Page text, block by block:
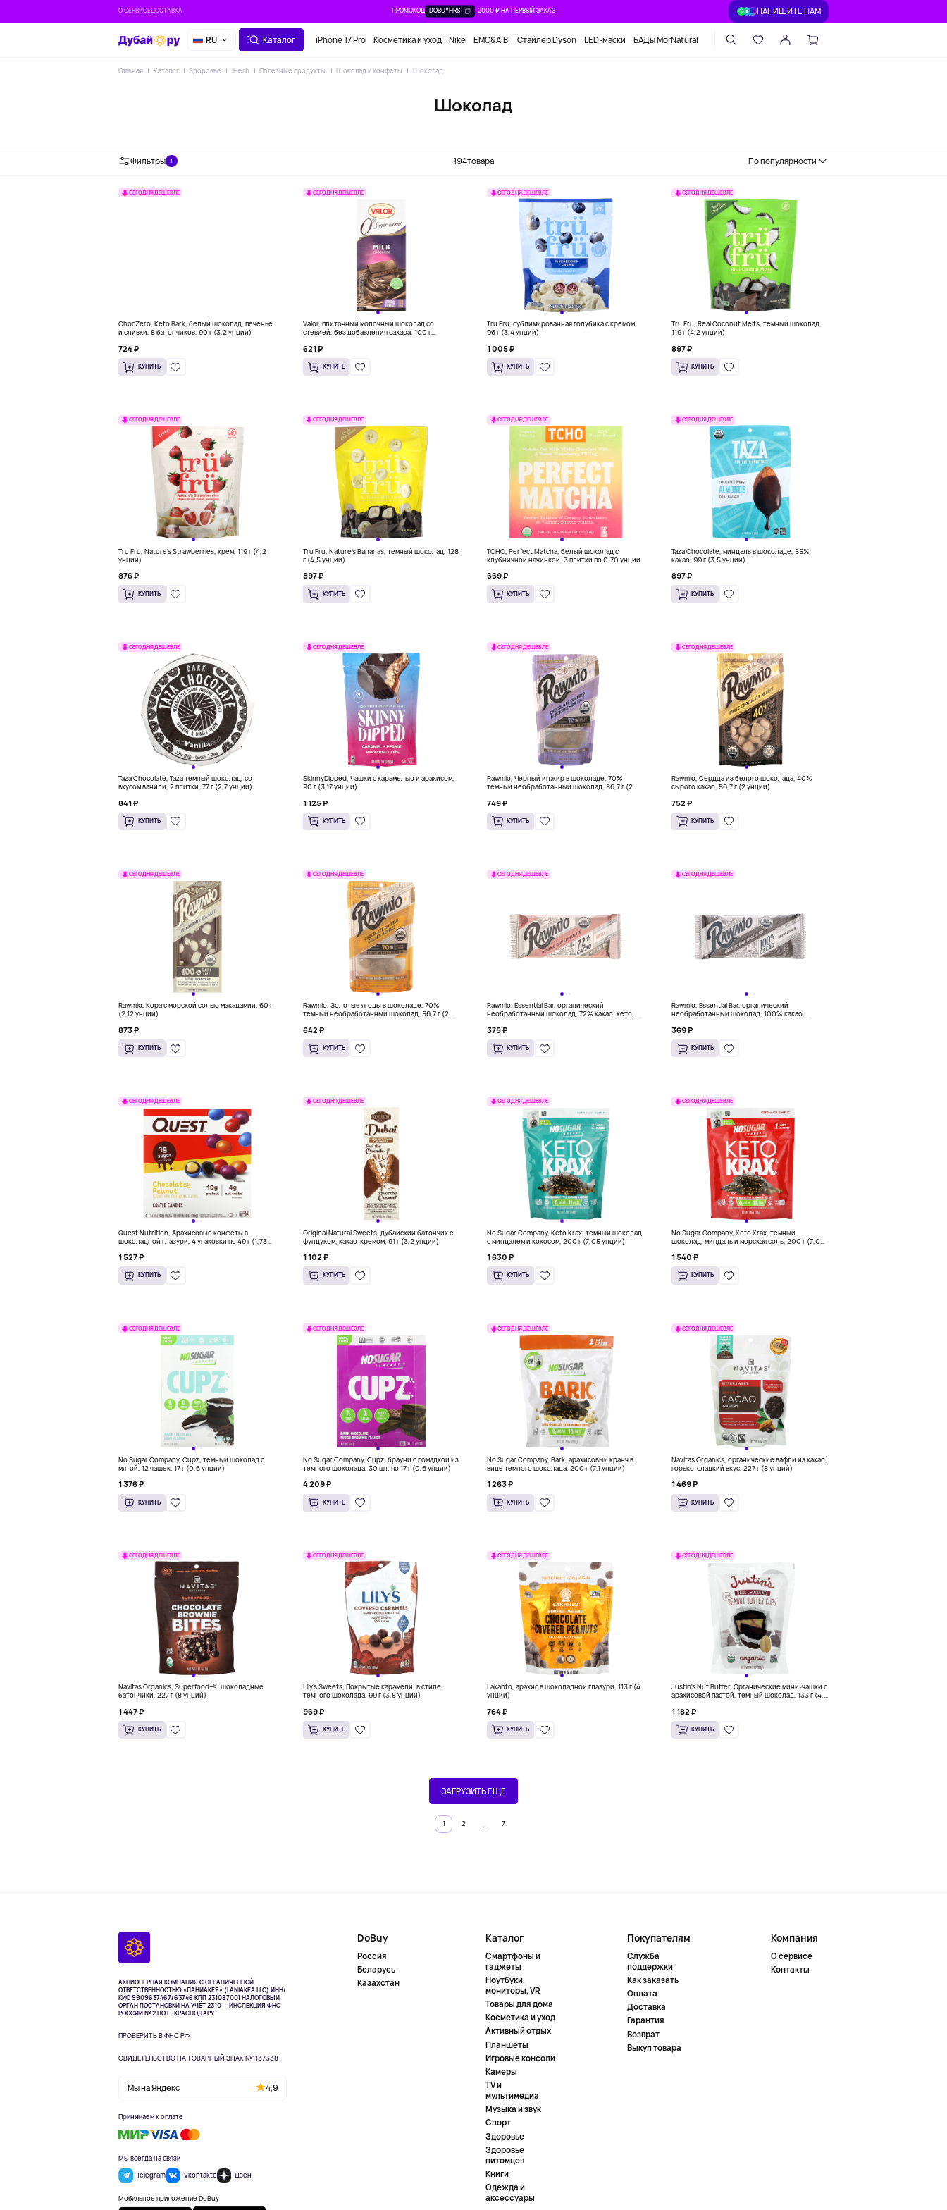
О СЕРВИСЕДОСТАВКА ПРОМОКОД DOBUYFIRST -2000 ₽ НА ПЕРВЫЙ ЗАКАЗ НАПИШИТЕ НАМ
RU Каталог iPhone 17 Pro Косметика и уход Nike EMO&AIBI Стайлер Dyson LED-маски БАДы MorNatural
Главная Каталог Здоровье IHerb Полезные продукты Шоколад и конфеты Шоколад
Шоколад
Фильтры 1 194товара По популярности
СЕГОДНЯ ДЕШЕВЛЕ
ChocZero, Keto Bark, белый шоколад, печенье
и сливки, 8 батончиков, 90 г (3,2 унции)
724 ₽
КУПИТЬ
СЕГОДНЯ ДЕШЕВЛЕ
Valor, плиточный молочный шоколад со
стевией, без добавления сахара, 100 г
621 ₽
КУПИТЬ
СЕГОДНЯ ДЕШЕВЛЕ
Tru Fru, сублимированная голубика с кремом,
96 г (3,4 унции)
1 005 ₽
КУПИТЬ
СЕГОДНЯ ДЕШЕВЛЕ
Tru Fru, Real Coconut Melts, темный шоколад,
119 г (4,2 унции)
897 ₽
КУПИТЬ
СЕГОДНЯ ДЕШЕВЛЕ
Tru Fru, Nature's Strawberries, крем, 119 г (4,2
унции)
876 ₽
КУПИТЬ
СЕГОДНЯ ДЕШЕВЛЕ
Tru Fru, Nature's Bananas, темный шоколад, 128
г (4,5 унции)
897 ₽
КУПИТЬ
СЕГОДНЯ ДЕШЕВЛЕ
TCHO, Perfect Matcha, белый шоколад с
клубничной начинкой, 3 плитки по 0,70 унции
669 ₽
КУПИТЬ
СЕГОДНЯ ДЕШЕВЛЕ
Taza Chocolate, миндаль в шоколаде, 55%
какао, 99 г (3,5 унции)
897 ₽
КУПИТЬ
СЕГОДНЯ ДЕШЕВЛЕ
Taza Chocolate, Taza темный шоколад, со
вкусом ванили, 2 плитки, 77 г (2,7 унции)
841 ₽
КУПИТЬ
СЕГОДНЯ ДЕШЕВЛЕ
SkinnyDipped, Чашки с карамелью и арахисом,
90 г (3,17 унции)
1 125 ₽
КУПИТЬ
СЕГОДНЯ ДЕШЕВЛЕ
Rawmio, Черный инжир в шоколаде, 70%
темный необработанный шоколад, 56,7 г (2
749 ₽
КУПИТЬ
СЕГОДНЯ ДЕШЕВЛЕ
Rawmio, Сердца из белого шоколада, 40%
сырого какао, 56,7 г (2 унции)
752 ₽
КУПИТЬ
СЕГОДНЯ ДЕШЕВЛЕ
Rawmio, Кора с морской солью макадамии, 60 г
(2,12 унции)
873 ₽
КУПИТЬ
СЕГОДНЯ ДЕШЕВЛЕ
Rawmio, Золотые ягоды в шоколаде, 70%
темный необработанный шоколад, 56,7 г (2
642 ₽
КУПИТЬ
СЕГОДНЯ ДЕШЕВЛЕ
Rawmio, Essential Bar, органический
необработанный шоколад, 72% какао, кето,
375 ₽
КУПИТЬ
СЕГОДНЯ ДЕШЕВЛЕ
Rawmio, Essential Bar, органический
необработанный шоколад, 100% какао,
369 ₽
КУПИТЬ
СЕГОДНЯ ДЕШЕВЛЕ
Quest Nutrition, Арахисовые конфеты в
шоколадной глазури, 4 упаковки по 49 г (1,73
1 527 ₽
КУПИТЬ
СЕГОДНЯ ДЕШЕВЛЕ
Original Natural Sweets, дубайский батончик с
фундуком, какао-кремом, 91 г (3,2 унции)
1 102 ₽
КУПИТЬ
СЕГОДНЯ ДЕШЕВЛЕ
No Sugar Company, Keto Krax, темный шоколад
с миндалем и кокосом, 200 г (7,05 унции)
1 630 ₽
КУПИТЬ
СЕГОДНЯ ДЕШЕВЛЕ
No Sugar Company, Keto Krax, темный
шоколад, миндаль и морская соль, 200 г (7,05
1 540 ₽
КУПИТЬ
СЕГОДНЯ ДЕШЕВЛЕ
No Sugar Company, Cupz, темный шоколад с
мятой, 12 чашек, 17 г (0,6 унции)
1 376 ₽
КУПИТЬ
СЕГОДНЯ ДЕШЕВЛЕ
No Sugar Company, Cupz, брауни с помадкой из
темного шоколада, 30 шт. по 17 г (0,6 унции)
4 209 ₽
КУПИТЬ
СЕГОДНЯ ДЕШЕВЛЕ
No Sugar Company, Bark, арахисовый кранч в
виде темного шоколада, 200 г (7,1 унции)
1 263 ₽
КУПИТЬ
СЕГОДНЯ ДЕШЕВЛЕ
Navitas Organics, органические вафли из какао,
горько-сладкий вкус, 227 г (8 унций)
1 469 ₽
КУПИТЬ
СЕГОДНЯ ДЕШЕВЛЕ
Navitas Organics, Superfood+®, шоколадные
батончики, 227 г (8 унций)
1 447 ₽
КУПИТЬ
СЕГОДНЯ ДЕШЕВЛЕ
Lily's Sweets, Покрытые карамели, в стиле
темного шоколада, 99 г (3,5 унции)
969 ₽
КУПИТЬ
СЕГОДНЯ ДЕШЕВЛЕ
Lakanto, арахис в шоколадной глазури, 113 г (4
унции)
764 ₽
КУПИТЬ
СЕГОДНЯ ДЕШЕВЛЕ
Justin's Nut Butter, Органические мини-чашки с
арахисовой пастой, темный шоколад, 133 г (4,7
1 182 ₽
КУПИТЬ
ЗАГРУЗИТЬ ЕЩЕ
1 2 … 7
АКЦИОНЕРНАЯ КОМПАНИЯ С ОГРАНИЧЕННОЙ
ОТВЕТСТВЕННОСТЬЮ «ЛАНИАКЕЯ» (LANIAKEA LLC) ИНН/
КИО 9909637467/63746 КПП 231087001НАЛОГОВЫЙ
ОРГАН ПОСТАНОВКИ НА УЧЁТ 2310 — ИНСПЕКЦИЯ ФНС
РОССИИ № 2 ПО Г. КРАСНОДАРУ
ПРОВЕРИТЬ В ФНС РФ
СВИДЕТЕЛЬСТВО НА ТОВАРНЫЙ ЗНАК №1137338
Мы на Яндекс 4,9
Принимаем к оплате
Мы всегда на связи
Telegram
Vkontakte Дзен
Мобильное приложение DoBuy
DoBuy
Россия
Беларусь
Казахстан
Каталог
Смартфоны и
гаджеты
Ноутбуки,
мониторы, VR
Товары для дома
Косметика и уход
Активный отдых
Планшеты
Игровые консоли
Камеры
TV и
мультимедиа
Музыка и звук
Спорт
Здоровье
Здоровье
питомцев
Книги
Одежда и
аксессуары
Покупателям
Служба
поддержки
Как заказать
Оплата
Доставка
Гарантия
Возврат
Выкуп товара
Компания
О сервисе
Контакты